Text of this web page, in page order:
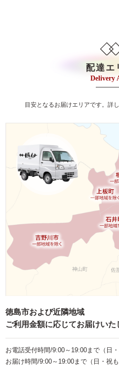
配達エ
Delivery
目安となるお届けエリアです。詳
徳島市および近隣地域
ご利用金額に応じてお届けいた
お電話受付時間/9:00～19:00まで（日・
お届け時間/9:00～19:00まで（日・祝